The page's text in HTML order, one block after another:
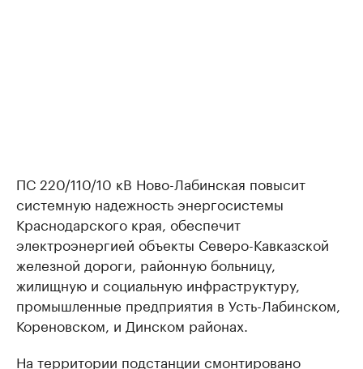
ПС 220/110/10 кВ Ново-Лабинская повысит
системную надежность энергосистемы
Краснодарского края, обеспечит
электроэнергией объекты Северо-Кавказской
железной дороги, районную больницу,
жилищную и социальную инфраструктуру,
промышленные предприятия в Усть-Лабинском,
Кореновском, и Динском районах.
На территории подстанции смонтировано